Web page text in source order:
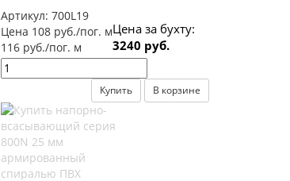
Артикул:700L19
Цена 108 руб./пог. м
116 руб./пог. м
Цена за бухту:
3240 руб.
Купить В корзине